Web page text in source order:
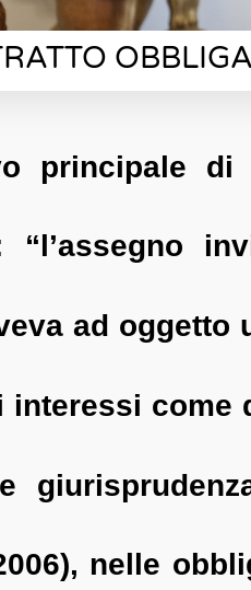
principale di
“l’assegno
ad oggetto
come
nelle